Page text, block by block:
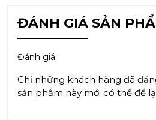
ĐÁNH GIÁ SẢN
Đánh giá
Chỉ những khách hàng đã
sản phẩm này mới có thể để